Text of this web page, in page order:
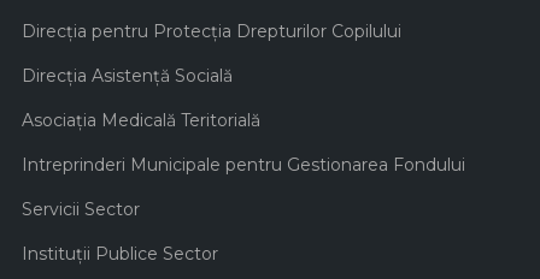
Direcţia pentru Protecţia Drepturilor Copilului
Direcţia Asistenţă Socială
Asociaţia Medicală Teritorială
Intreprinderi Municipale pentru Gestionarea Fondului
Servicii Sector
Instituţii Publice Sector